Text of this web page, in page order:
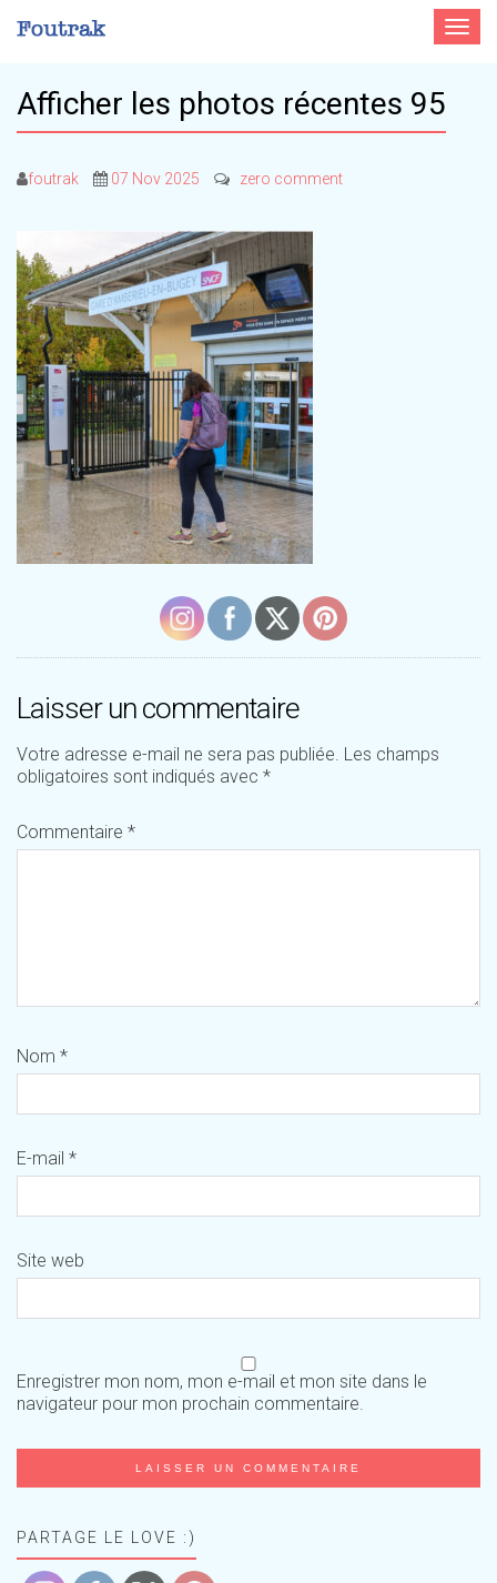
Toggle
Afficher les photos récentes 95
foutrak 07 Nov 2025 zero comment
Laisser un commentaire
Votre adresse e-mail ne sera pas publiée. Les champs
obligatoires sont indiqués avec *
Commentaire *
Nom *
E-mail *
Site web
Enregistrer mon nom, mon e-mail et mon site dans le
navigateur pour mon prochain commentaire.
PARTAGE LE LOVE :)